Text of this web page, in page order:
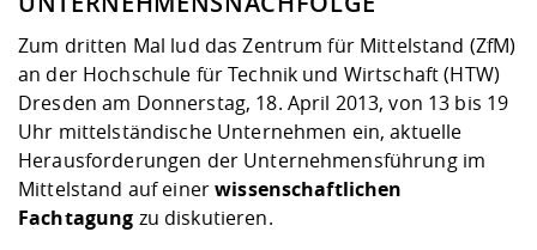
Vorbereitung
Checkliste zum
Studien- und
und Physik
Studieren in
Lebenslagen
Studentenwerk
Career Service
Lehren,
Weiterbilden im
Formulare und
Formulare und
FIS -
Prototyping und
Gründung und
Kontakt &
Klimaschutz &
Gremien und
Landbau/
Maschinenbau
Angebote für
Kontakt und Anfahrt
Qualitätssicherung
Zum dritten Mal lud das Zentrum für Mittelstand (ZfM)
an der Hochschule für Technik und Wirtschaft (HTW)
Dresden am Donnerstag, 18. April 2013, von 13 bis 19
Uhr mittelständische Unternehmen ein, aktuelle
Herausforderungen der Unternehmensführung im
Mittelstand auf einerwissenschaftlichen
Fachtagung zu diskutieren.